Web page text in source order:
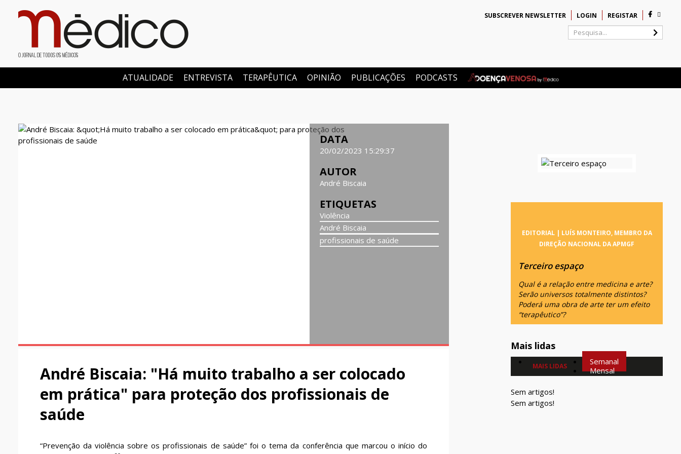
SUBSCREVER NEWSLETTER LOGIN REGISTAR
Pesquisa...
ATUALIDADE ENTREVISTA TERAPÊUTICA OPINIÃO PUBLICAÇÕES PODCASTS
DATA
20/02/2023 15:29:37
AUTOR
André Biscaia
ETIQUETAS
Violência
André Biscaia
profissionais de saúde
André Biscaia: "Há muito trabalho a ser colocado
em prática" para proteção dos profissionais de
saúde
“Prevenção da violência sobre os profissionais de saúde” foi o tema da conferência que marcou o início do
EDITORIAL | LUÍS MONTEIRO, MEMBRO DA
DIREÇÃO NACIONAL DA APMGF
Terceiro espaço
Qual é a relação entre medicina e arte?
Serão universos totalmente distintos?
Poderá uma obra de arte ter um efeito
“terapêutico”?
Mais lidas
MAIS LIDAS
Semanal
Mensal
Sem artigos!
Sem artigos!